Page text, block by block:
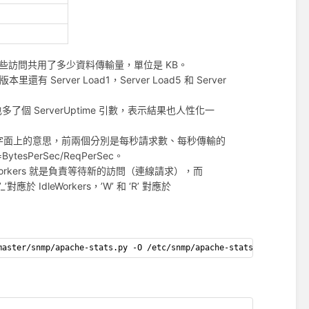
問共用了多少資料傳輸量，單位是 KB。
本里還有 Server Load1，Server Load5 和 Server
了個 ServerUptime 引數，表示結果也人性化一
上的意思，前兩個分別是每秒請求數、每秒傳輸的
ReqPerSec。
就是負責等待新的訪問（連線請求），而
應於 IdleWorkers，’W’ 和 ‘R’ 對應於
snmp/apache-stats.py -O /etc/snmp/apache-stats.py